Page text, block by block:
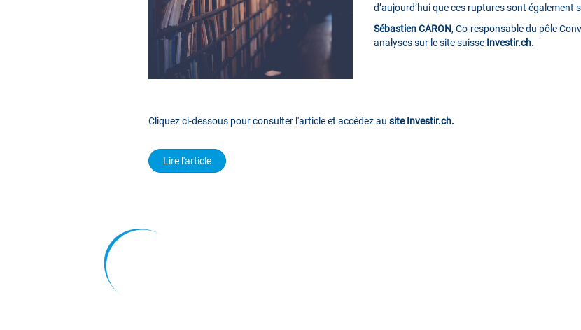
d’aujourd’hui que ces ruptures sont également
Sébastien CARON, Co-responsable du pôle
analyses sur le site suisse Investir.ch.
Cliquez ci-dessous pour consulter l'article et accédez au site Investir.ch.
Lire l'article